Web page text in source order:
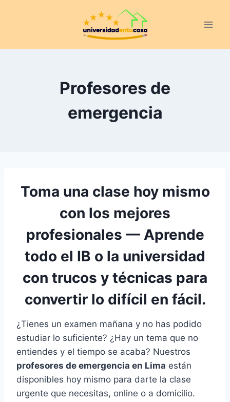
Profesores de
emergencia
Toma una clase hoy mismo
con los mejores
profesionales — Aprende
todo el IB o la universidad
con trucos y técnicas para
convertir lo difícil en fácil.
¿Tienes un examen mañana y no has podido
estudiar lo suficiente? ¿Hay un tema que no
entiendes y el tiempo se acaba? Nuestros
profesores de emergencia en Lima están
disponibles hoy mismo para darte la clase
urgente que necesitas, online o a domicilio.